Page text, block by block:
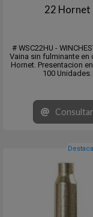
22 Hornet
# WSC22HU -
Vaina sin fulminante en
Hornet. Presentacion
100 Unidades.
Consultar